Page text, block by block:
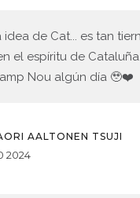
idea de Cat... es tan
el espíritu de
Nou algún día 🥹❤️
AALTONEN TSUJI
2024